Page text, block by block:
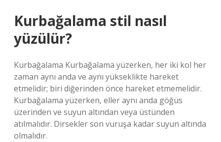
Kurbağalama stil nasıl
yüzülür?
Kurbağalama Kurbağalama yüzerken, her iki kol her
zaman aynı anda ve aynı yükseklikte hareket
etmelidir; biri diğerinden önce hareket etmemelidir.
Kurbağalama yüzerken, eller aynı anda göğüs
üzerinden ve suyun altından veya üstünden
atılmalıdır. Dirsekler son vuruşa kadar suyun altında
olmalıdır.